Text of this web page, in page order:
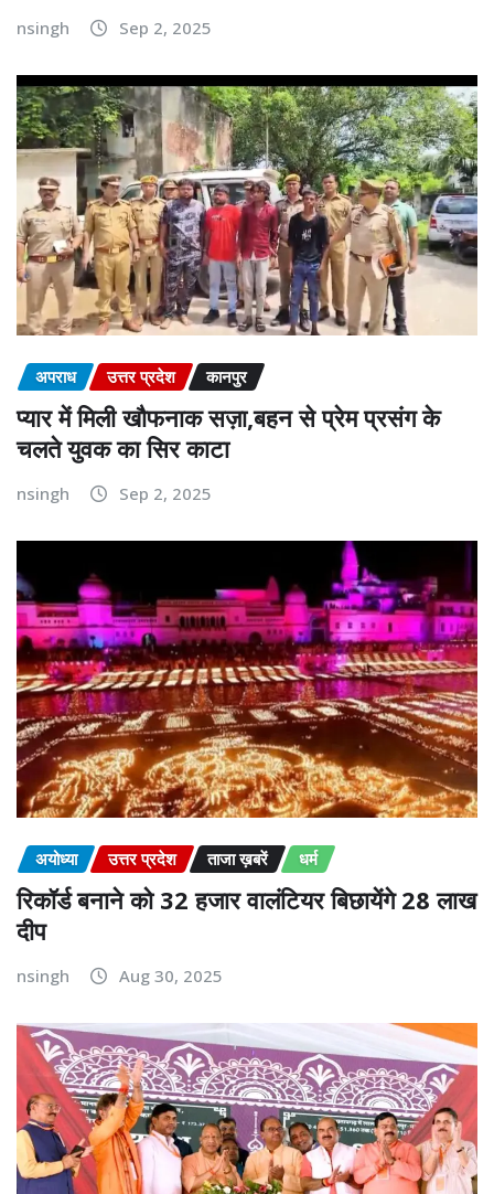
nsingh Sep 2, 2025
अपराध उत्तर प्रदेश कानपुर
प्यार में मिली खौफनाक सज़ा,बहन से प्रेम प्रसंग के
चलते युवक का सिर काटा
nsingh Sep 2, 2025
अयोध्या उत्तर प्रदेश ताजा ख़बरें धर्म
रिकॉर्ड बनाने को 32 हजार वालंटियर बिछायेंगे 28 लाख
दीप
nsingh Aug 30, 2025